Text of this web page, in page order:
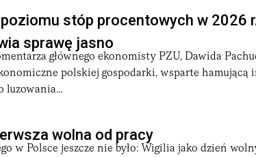
stóp procentowych w 2026
sprawę jasno
głównego ekonomisty PZU, Dawida
polskiej gospodarki, wsparte hamującą
luzowania...
wolna od pracy
w Polsce jeszcze nie było: Wigilia jako dzień